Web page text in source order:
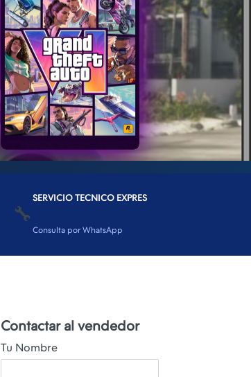
🔧
SERVICIO TECNICO EXPRES
Consulta por WhatsApp
Contactar al vendedor
Tu Nombre